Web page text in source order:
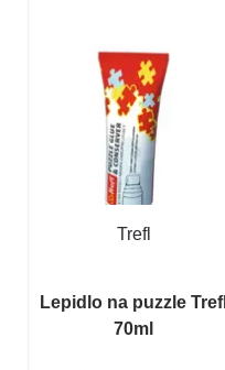
Trefl
Lepidlo na puzzle Trefl
70ml